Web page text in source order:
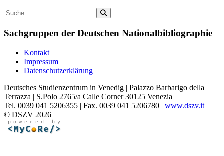
Sachgruppen der Deutschen Nationalbibliographie
Kontakt
Impressum
Datenschutzerklärung
Deutsches Studienzentrum in Venedig | Palazzo Barbarigo della
Terrazza | S.Polo 2765/a Calle Corner 30125 Venezia
Tel. 0039 041 5206355 | Fax. 0039 041 5206780 | www.dszv.it
© DSZV 2026